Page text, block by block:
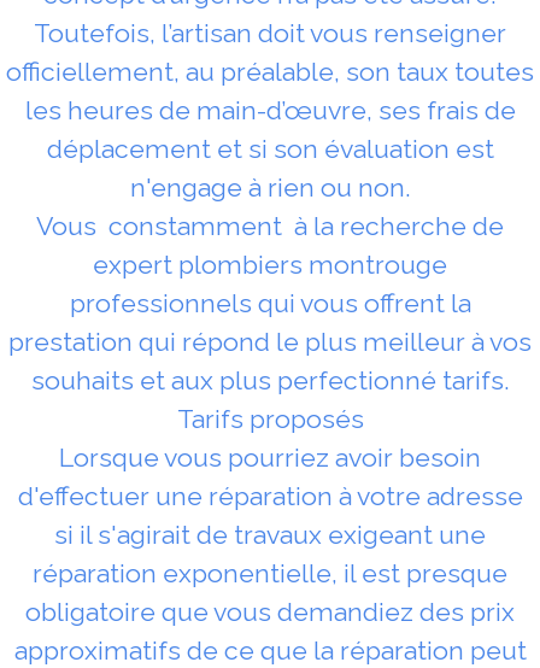
Toutefois, l’artisan doit vous renseigner
officiellement, au préalable, son taux toutes
les heures de main-d’œuvre, ses frais de
déplacement et si son évaluation est
n'engage à rien ou non.
Vous constamment à la recherche de
expert plombiers montrouge
professionnels qui vous offrent la
prestation qui répond le plus meilleur à vos
souhaits et aux plus perfectionné tarifs.
Tarifs proposés
Lorsque vous pourriez avoir besoin
d'effectuer une réparation à votre adresse
si il s'agirait de travaux exigeant une
réparation exponentielle, il est presque
obligatoire que vous demandiez des prix
approximatifs de ce que la réparation peut